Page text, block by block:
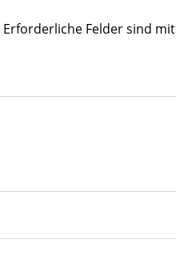
Erforderliche Felder sind mit